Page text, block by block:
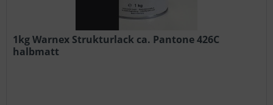
1kg Warnex Strukturlack ca. Pantone 426C
halbmatt